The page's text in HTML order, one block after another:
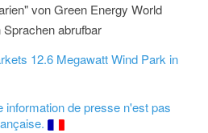
von Green Energy World
abrufbar
12.6 Megawatt Wind Park in
information de presse n'est pas